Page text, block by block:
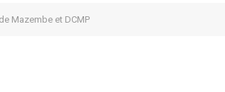
Mazembe et DCMP